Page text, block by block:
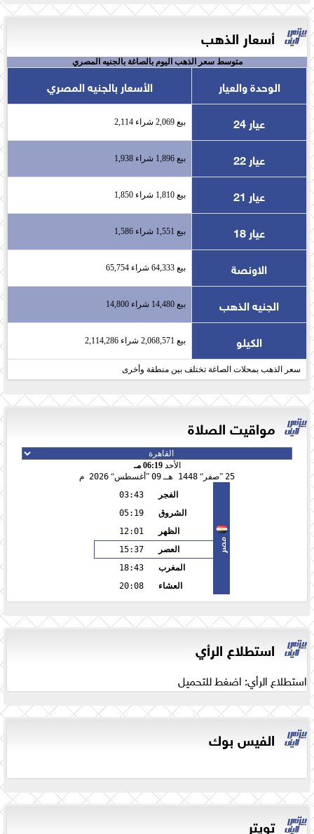
أسعار الذهب
متوسط سعر الذهب اليوم بالصاغة بالجنيه المصري
الوحدة والعيار
الأسعار بالجنيه المصري
عيار 24
بيع 2,069 شراء 2,114
عيار 22 بيع 1,896 شراء 1,938
عيار 21 بيع 1,810 شراء 1,850
عيار 18 بيع 1,551 شراء 1,586
الاونصة بيع 64,333 شراء 65,754
الجنيه الذهب بيع 14,480 شراء 14,800
الكيلو بيع 2,068,571 شراء 2,114,286
سعر الذهب بمحلات الصاغة تختلف بين منطقة وأخرى
مواقيت الصلاة
الأحد06:19 مـ
25 صفر 1448 هـ 09 أغسطس 2026 م
مصر
الفجر
03:43
الشروق
05:19
الظهر
12:01
العصر
15:37
المغرب
18:43
العشاء
20:08
استطلاع الرأي
استطلاع الرأي: اضغط للتحميل
الفيس بوك
تويتر